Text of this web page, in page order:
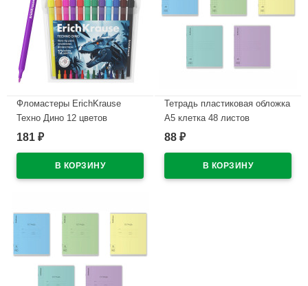
Фломастеры ErichKrause
Техно Дино 12 цветов
арт.65030
181 ₽
Тетрадь пластиковая обложка
А5 клетка 48 листов
ErichKrause CoverPrо
арт.64630
88 ₽